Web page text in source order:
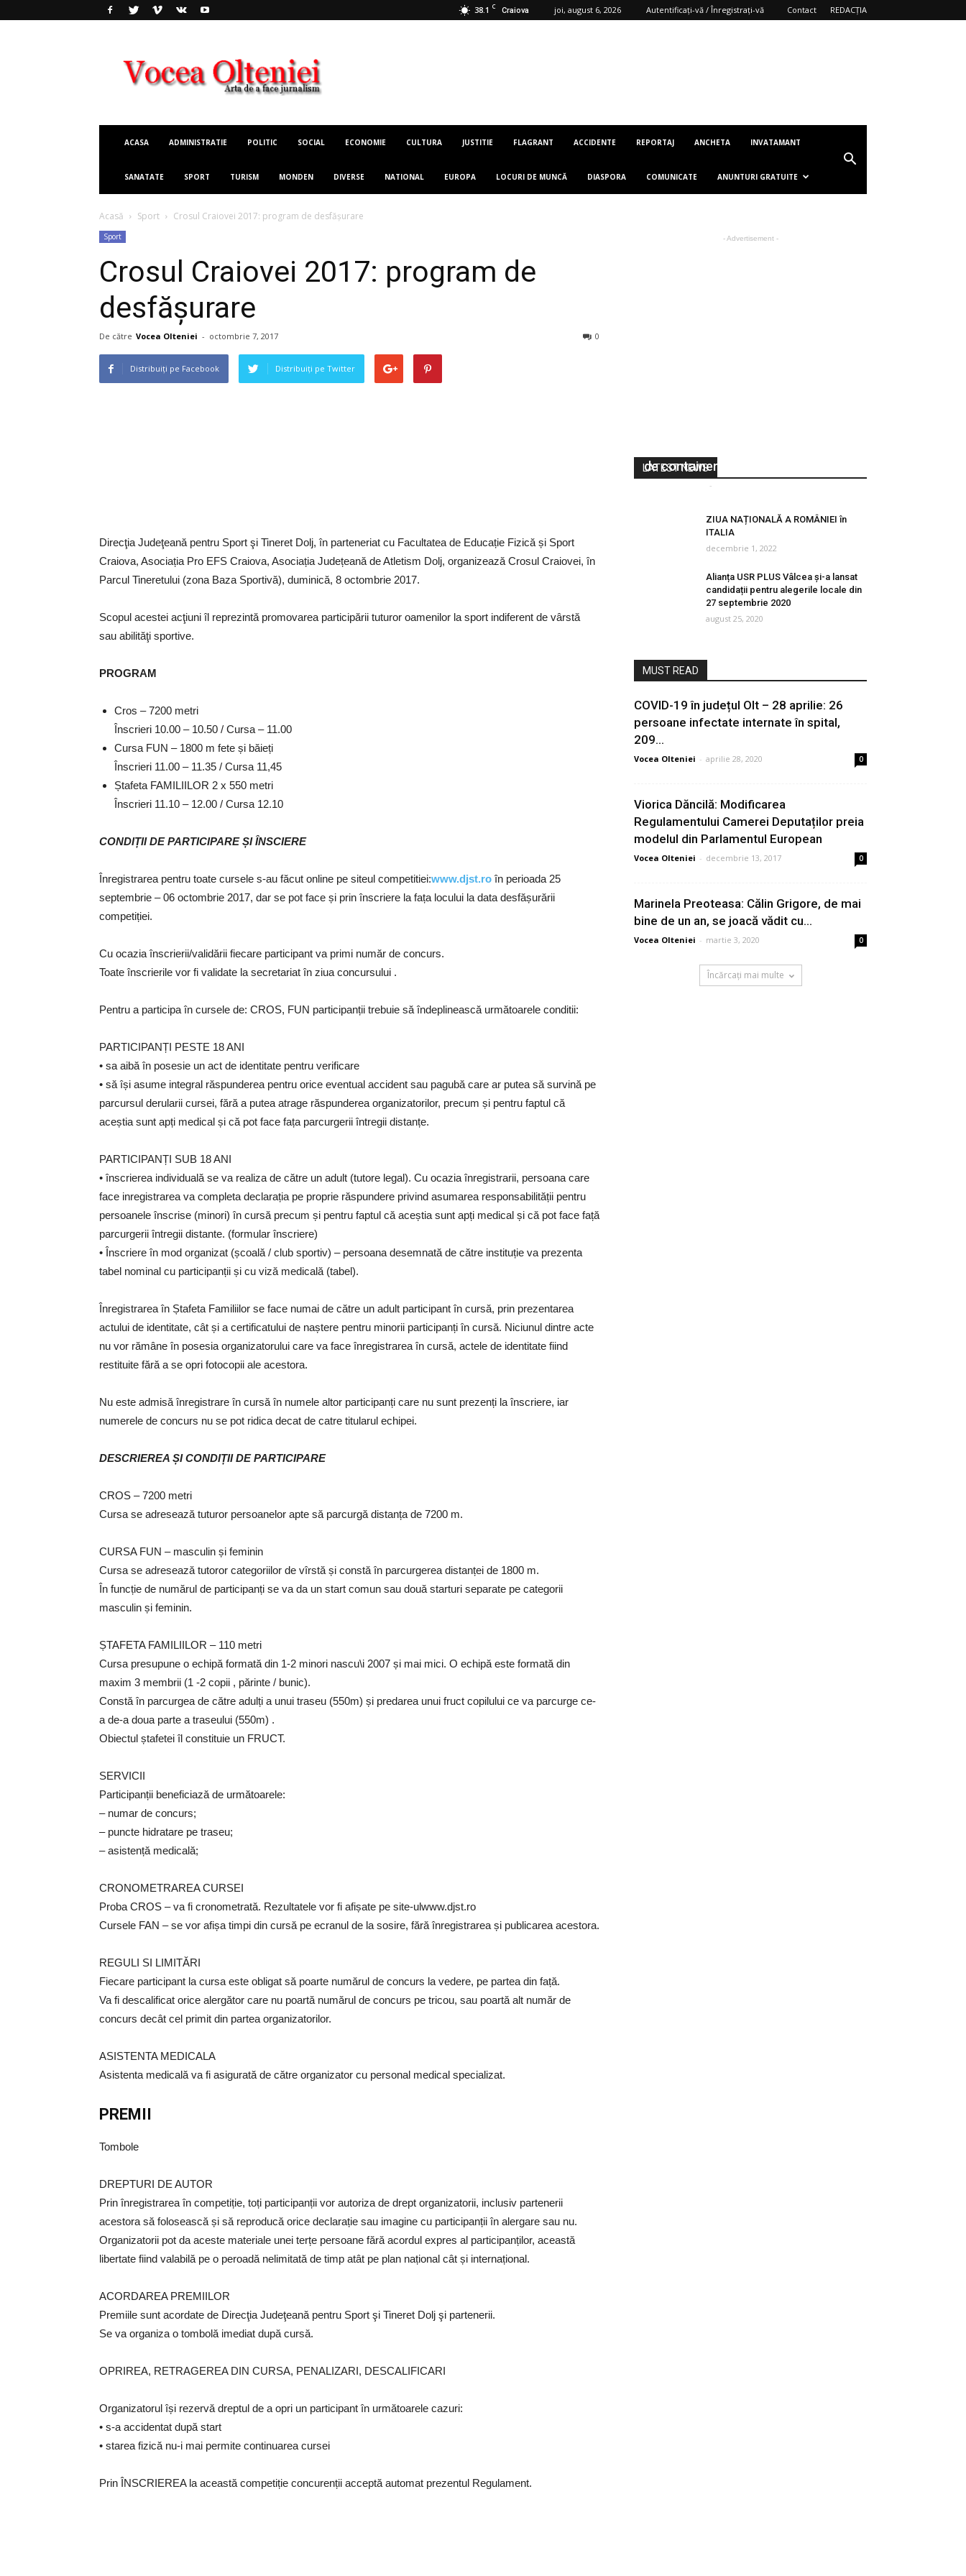
38.1 C Craiova joi, august 6, 2026 Autentificați-vă / Înregistrați-vă Contact REDACȚIA
Olteniei
ACASA ADMINISTRATIE POLITIC SOCIAL ECONOMIE CULTURA JUSTITIE FLAGRANT ACCIDENTE REPORTAJ ANCHETA INVATAMANT
SANATATE SPORT TURISM MONDEN DIVERSE NATIONAL EUROPA LOCURI DE MUNCĂ DIASPORA COMUNICATE ANUNTURI GRATUITE
Acasă Sport Crosul Craiovei 2017: program de desfășurare
Sport
Crosul Craiovei 2017: program de
desfășurare
De către Vocea Olteniei - octombrie 7, 2017 0
Distribuiți pe Facebook Distribuiți pe Twitter
Direcţia Judeţeană pentru Sport şi Tineret Dolj, în parteneriat cu Facultatea de Educație Fizică și Sport
Craiova, Asociația Pro EFS Craiova, Asociația Județeană de Atletism Dolj, organizează Crosul Craiovei, în
Parcul Tineretului (zona Baza Sportivă), duminică, 8 octombrie 2017.
Scopul acestei acţiuni îl reprezintă promovarea participării tuturor oamenilor la sport indiferent de vârstă
sau abilităţi sportive.
PROGRAM
Cros – 7200 metri
Înscrieri 10.00 – 10.50 / Cursa – 11.00
Cursa FUN – 1800 m fete și băieți
Înscrieri 11.00 – 11.35 / Cursa 11,45
Ștafeta FAMILIILOR 2 x 550 metri
Înscrieri 11.10 – 12.00 / Cursa 12.10
CONDIȚII DE PARTICIPARE ȘI ÎNSCIERE
Înregistrarea pentru toate cursele s-au făcut online pe siteul competitiei:www.djst.ro în perioada 25
septembrie – 06 octombrie 2017, dar se pot face și prin înscriere la fața locului la data desfășurării
competiției.
Cu ocazia înscrierii/validării fiecare participant va primi număr de concurs.
Toate înscrierile vor fi validate la secretariat în ziua concursului .
Pentru a participa în cursele de: CROS, FUN participanții trebuie să îndeplinească următoarele conditii:
PARTICIPANȚI PESTE 18 ANI
• sa aibă în posesie un act de identitate pentru verificare
• să își asume integral răspunderea pentru orice eventual accident sau pagubă care ar putea să survină pe
parcursul derularii cursei, fără a putea atrage răspunderea organizatorilor, precum și pentru faptul că
aceștia sunt apți medical și că pot face fața parcurgerii întregii distanțe.
PARTICIPANȚI SUB 18 ANI
• înscrierea individuală se va realiza de către un adult (tutore legal). Cu ocazia înregistrarii, persoana care
face inregistrarea va completa declarația pe proprie răspundere privind asumarea responsabilității pentru
persoanele înscrise (minori) în cursă precum și pentru faptul că aceștia sunt apți medical și că pot face față
parcurgerii întregii distante. (formular înscriere)
• Înscriere în mod organizat (școală / club sportiv) – persoana desemnată de către instituție va prezenta
tabel nominal cu participanții și cu viză medicală (tabel).
Înregistrarea în Ștafeta Familiilor se face numai de către un adult participant în cursă, prin prezentarea
actului de identitate, cât și a certificatului de naștere pentru minorii participanți în cursă. Niciunul dintre acte
nu vor rămâne în posesia organizatorului care va face înregistrarea în cursă, actele de identitate fiind
restituite fără a se opri fotocopii ale acestora.
Nu este admisă înregistrare în cursă în numele altor participanți care nu sunt prezenți la înscriere, iar
numerele de concurs nu se pot ridica decat de catre titularul echipei.
DESCRIEREA ȘI CONDIȚII DE PARTICIPARE
CROS – 7200 metri
Cursa se adresează tuturor persoanelor apte să parcurgă distanța de 7200 m.
CURSA FUN – masculin și feminin
Cursa se adresează tutoror categoriilor de vîrstă și constă în parcurgerea distanței de 1800 m.
În funcție de numărul de participanți se va da un start comun sau două starturi separate pe categorii
masculin și feminin.
ȘTAFETA FAMILIILOR – 110 metri
Cursa presupune o echipă formată din 1-2 minori nascu\i 2007 și mai mici. O echipă este formată din
maxim 3 membrii (1 -2 copii , părinte / bunic).
Constă în parcurgea de către adulți a unui traseu (550m) și predarea unui fruct copilului ce va parcurge ce-
a de-a doua parte a traseului (550m) .
Obiectul ștafetei îl constituie un FRUCT.
SERVICII
Participanții beneficiază de următoarele:
– numar de concurs;
– puncte hidratare pe traseu;
– asistență medicală;
CRONOMETRAREA CURSEI
Proba CROS – va fi cronometrată. Rezultatele vor fi afișate pe site-ulwww.djst.ro
Cursele FAN – se vor afișa timpi din cursă pe ecranul de la sosire, fără înregistrarea și publicarea acestora.
REGULI SI LIMITĂRI
Fiecare participant la cursa este obligat să poarte numărul de concurs la vedere, pe partea din față.
Va fi descalificat orice alergător care nu poartă numărul de concurs pe tricou, sau poartă alt număr de
concurs decât cel primit din partea organizatorilor.
ASISTENTA MEDICALA
Asistenta medicală va fi asigurată de către organizator cu personal medical specializat.
PREMII
Tombole
DREPTURI DE AUTOR
Prin înregistrarea în competiție, toți participanții vor autoriza de drept organizatorii, inclusiv partenerii
acestora să folosească și să reproducă orice declarație sau imagine cu participanții în alergare sau nu.
Organizatorii pot da aceste materiale unei terțe persoane fără acordul expres al participanților, această
libertate fiind valabilă pe o peroadă nelimitată de timp atât pe plan național cât și internațional.
ACORDAREA PREMIILOR
Premiile sunt acordate de Direcţia Judeţeană pentru Sport şi Tineret Dolj şi partenerii.
Se va organiza o tombolă imediat după cursă.
OPRIREA, RETRAGEREA DIN CURSA, PENALIZARI, DESCALIFICARI
Organizatorul își rezervă dreptul de a opri un participant în următoarele cazuri:
• s-a accidentat după start
• starea fizică nu-i mai permite continuarea cursei
Prin ÎNSCRIEREA la această competiție concurenții acceptă automat prezentul Regulament.
- Advertisement -
LATEST NEWS
de containere pentru reciclabile
-
ZIUA NAȚIONALĂ A ROMÂNIEI în
ITALIA
decembrie 1, 2022
Alianța USR PLUS Vâlcea și-a lansat
candidații pentru alegerile locale din
27 septembrie 2020
august 25, 2020
MUST READ
COVID-19 în județul Olt – 28 aprilie: 26
persoane infectate internate în spital,
209...
Vocea Olteniei - aprilie 28, 2020 0
Viorica Dăncilă: Modificarea
Regulamentului Camerei Deputaților preia
modelul din Parlamentul European
Vocea Olteniei - decembrie 13, 2017 0
Marinela Preoteasa: Călin Grigore, de mai
bine de un an, se joacă vădit cu...
Vocea Olteniei - martie 3, 2020 0
Încărcați mai multe